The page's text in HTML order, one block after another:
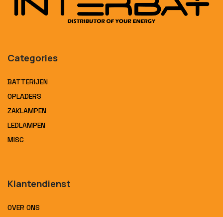
Categories
BATTERIJEN
OPLADERS
ZAKLAMPEN
LEDLAMPEN
MISC
Klantendienst
OVER ONS